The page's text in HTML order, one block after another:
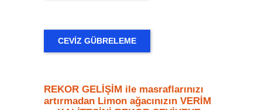
CEVIZ GÜBRELEME
REKOR GELİŞİM ile masraflarınızı
artırmadan Limon ağacınızın VERİM